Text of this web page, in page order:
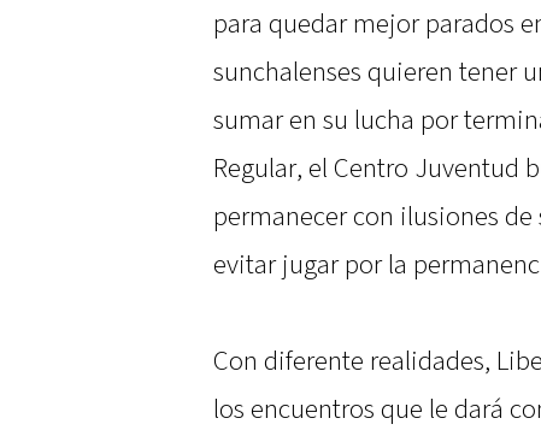
para quedar mejor parados
sunchalenses quieren tener
sumar en su lucha por
Regular, el Centro Juventud
permanecer con ilusiones
evitar jugar por la
Con diferente realidades,
los encuentros que le dará